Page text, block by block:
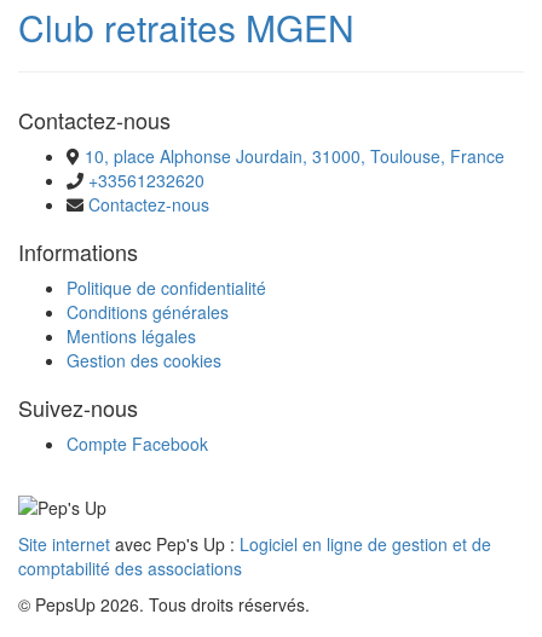
Club retraites MGEN
Contactez-nous
10, place Alphonse Jourdain, 31000, Toulouse, France
+33561232620
Contactez-nous
Informations
Politique de confidentialité
Conditions générales
Mentions légales
Gestion des cookies
Suivez-nous
Compte Facebook
Site internet avec Pep's Up : Logiciel en ligne de gestion et de
comptabilité des associations
© PepsUp 2026. Tous droits réservés.